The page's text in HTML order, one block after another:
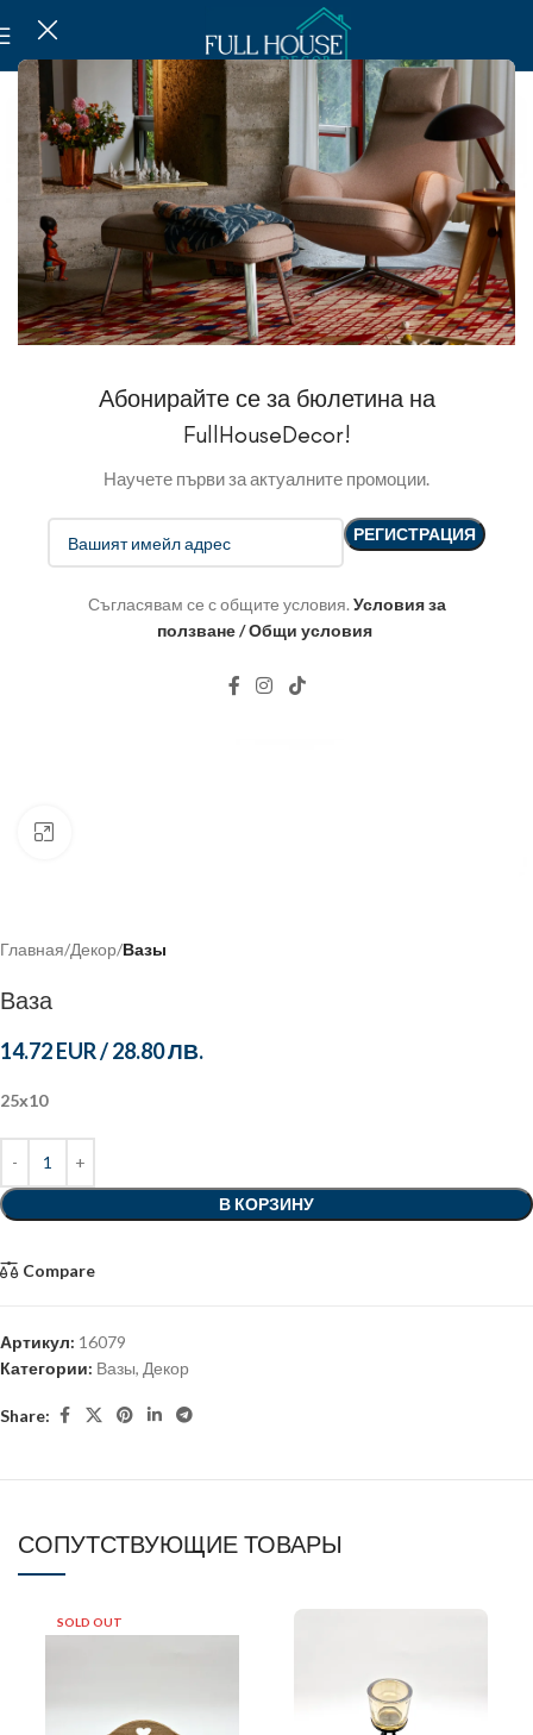
Абонирайте се за бюлетина на
FullHouseDecor!
Научете първи за актуалните промоции.
Съгласявам се с общите условия. Условия за
ползване / Общи условия
Главная Декор Вазы
Ваза
14.72 EUR/28.80 ЛВ.
25х10
В КОРЗИНУ
Compare
Артикул: 16079
Категории: Вазы, Декор
Share:
СОПУТСТВУЮЩИЕ ТОВАРЫ
SOLD OUT